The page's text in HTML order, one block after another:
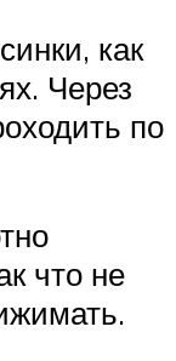
как
Через
по
что не